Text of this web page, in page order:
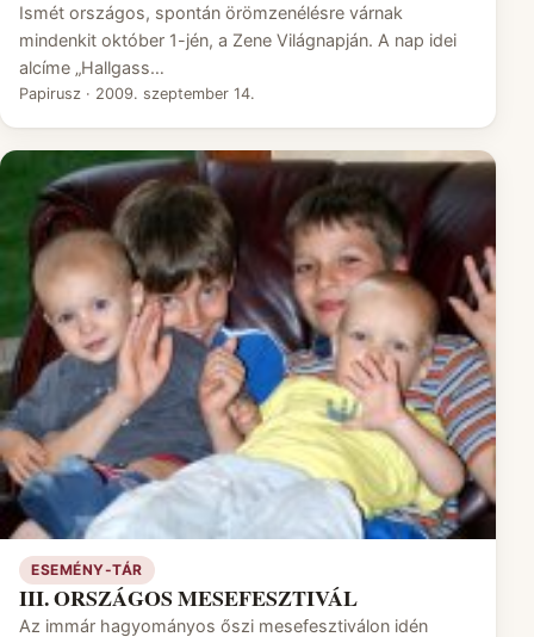
Ismét országos, spontán örömzenélésre várnak
mindenkit október 1-jén, a Zene Világnapján. A nap idei
alcíme „Hallgass…
Papirusz · 2009. szeptember 14.
ESEMÉNY-TÁR
III. ORSZÁGOS MESEFESZTIVÁL
Az immár hagyományos őszi mesefesztiválon idén